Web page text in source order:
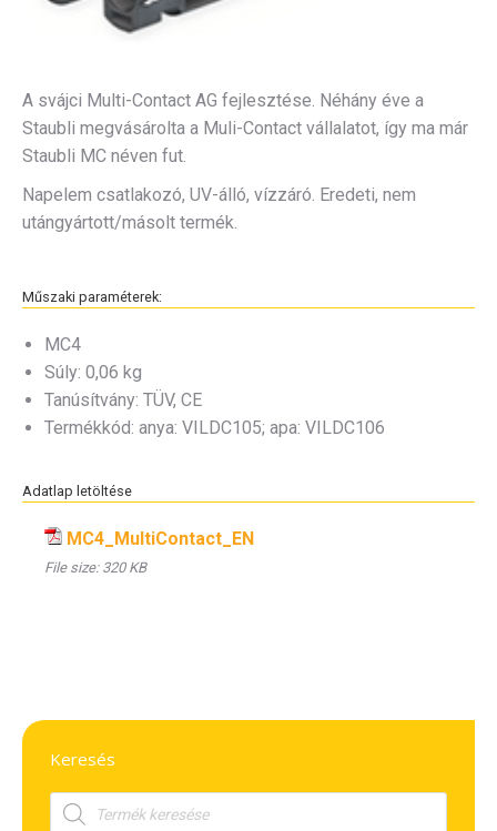
A svájci Multi-Contact AG fejlesztése. Néhány éve a
Staubli megvásárolta a Muli-Contact vállalatot, így ma már
Staubli MC néven fut.
Napelem csatlakozó, UV-álló, vízzáró. Eredeti, nem
utángyártott/másolt termék.
Műszaki paraméterek:
MC4
Súly: 0,06 kg
Tanúsítvány: TÜV, CE
Termékkód: anya: VILDC105; apa: VILDC106
Adatlap letöltése
MC4_MultiContact_EN
File size:320 KB
Keresés
Products
search